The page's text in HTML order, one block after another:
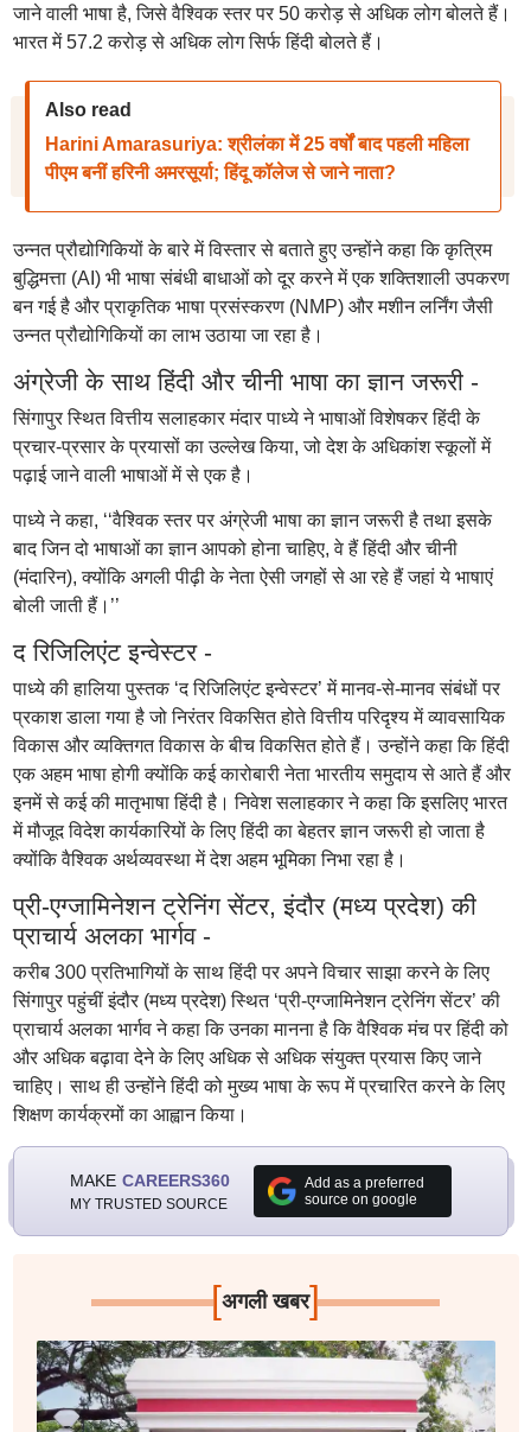
जाने वाली भाषा है, जिसे वैश्विक स्तर पर 50 करोड़ से अधिक लोग बोलते हैं।
भारत में 57.2 करोड़ से अधिक लोग सिर्फ हिंदी बोलते हैं।
Also read
Harini Amarasuriya: श्रीलंका में 25 वर्षों बाद पहली महिला
पीएम बनीं हरिनी अमरसूर्या; हिंदू कॉलेज से जाने नाता?
उन्नत प्रौद्योगिकियों के बारे में विस्तार से बताते हुए उन्होंने कहा कि कृत्रिम
बुद्धिमत्ता (AI) भी भाषा संबंधी बाधाओं को दूर करने में एक शक्तिशाली उपकरण
बन गई है और प्राकृतिक भाषा प्रसंस्करण (NMP) और मशीन लर्निंग जैसी
उन्नत प्रौद्योगिकियों का लाभ उठाया जा रहा है।
अंग्रेजी के साथ हिंदी और चीनी भाषा का ज्ञान जरूरी -
सिंगापुर स्थित वित्तीय सलाहकार मंदार पाध्ये ने भाषाओं विशेषकर हिंदी के
प्रचार-प्रसार के प्रयासों का उल्लेख किया, जो देश के अधिकांश स्कूलों में
पढ़ाई जाने वाली भाषाओं में से एक है।
पाध्ये ने कहा, ‘‘वैश्विक स्तर पर अंग्रेजी भाषा का ज्ञान जरूरी है तथा इसके
बाद जिन दो भाषाओं का ज्ञान आपको होना चाहिए, वे हैं हिंदी और चीनी
(मंदारिन), क्योंकि अगली पीढ़ी के नेता ऐसी जगहों से आ रहे हैं जहां ये भाषाएं
बोली जाती हैं।’’
द रिजिलिएंट इन्वेस्टर -
पाध्ये की हालिया पुस्तक ‘द रिजिलिएंट इन्वेस्टर’ में मानव-से-मानव संबंधों पर
प्रकाश डाला गया है जो निरंतर विकसित होते वित्तीय परिदृश्य में व्यावसायिक
विकास और व्यक्तिगत विकास के बीच विकसित होते हैं। उन्होंने कहा कि हिंदी
एक अहम भाषा होगी क्योंकि कई कारोबारी नेता भारतीय समुदाय से आते हैं और
इनमें से कई की मातृभाषा हिंदी है। निवेश सलाहकार ने कहा कि इसलिए भारत
में मौजूद विदेश कार्यकारियों के लिए हिंदी का बेहतर ज्ञान जरूरी हो जाता है
क्योंकि वैश्विक अर्थव्यवस्था में देश अहम भूमिका निभा रहा है।
प्री-एग्जामिनेशन ट्रेनिंग सेंटर, इंदौर (मध्य प्रदेश) की
प्राचार्य अलका भार्गव -
करीब 300 प्रतिभागियों के साथ हिंदी पर अपने विचार साझा करने के लिए
सिंगापुर पहुंचीं इंदौर (मध्य प्रदेश) स्थित ‘प्री-एग्जामिनेशन ट्रेनिंग सेंटर’ की
प्राचार्य अलका भार्गव ने कहा कि उनका मानना है कि वैश्विक मंच पर हिंदी को
और अधिक बढ़ावा देने के लिए अधिक से अधिक संयुक्त प्रयास किए जाने
चाहिए। साथ ही उन्होंने हिंदी को मुख्य भाषा के रूप में प्रचारित करने के लिए
शिक्षण कार्यक्रमों का आह्वान किया।
MAKE CAREERS360
MY TRUSTED SOURCE
Add as a preferred
source on google
[अगली खबर]